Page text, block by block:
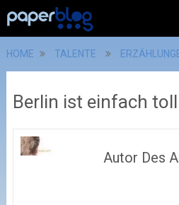
HOME TALENTE
Berlin ist einfach toll
Autor Des